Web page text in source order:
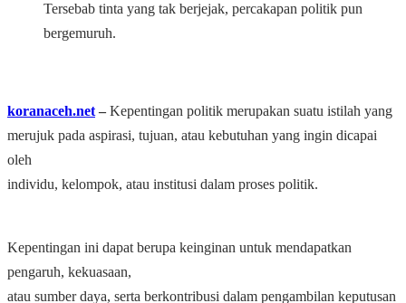
Tersebab tinta yang tak berjejak, percakapan politik pun
bergemuruh.
koranaceh.net ‒ Kepentingan politik merupakan suatu istilah yang
merujuk pada aspirasi, tujuan, atau kebutuhan yang ingin dicapai
oleh
individu, kelompok, atau institusi dalam proses politik.
Kepentingan ini dapat berupa keinginan untuk mendapatkan
pengaruh, kekuasaan,
atau sumber daya, serta berkontribusi dalam pengambilan keputusan